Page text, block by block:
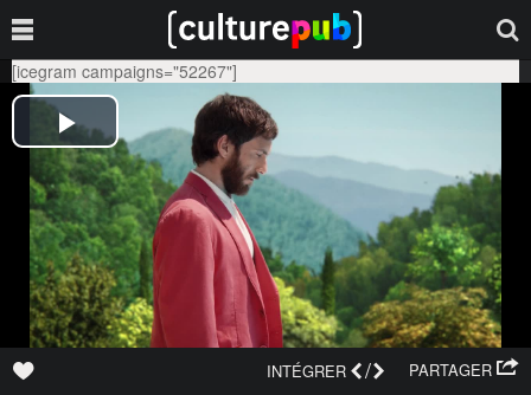
[icegram campaigns="52267"]
PARTAGER
INTÉGRER /